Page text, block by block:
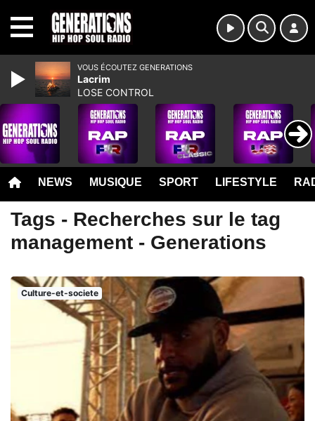
NEWS MUSIQUE SPORT LIFESTYLE
Tags - Recherches sur le tag
management - Generations
Culture-et-societe
VOUS ÉCOUTEZ GENERATIONS
Lacrim
LOSE CONTROL